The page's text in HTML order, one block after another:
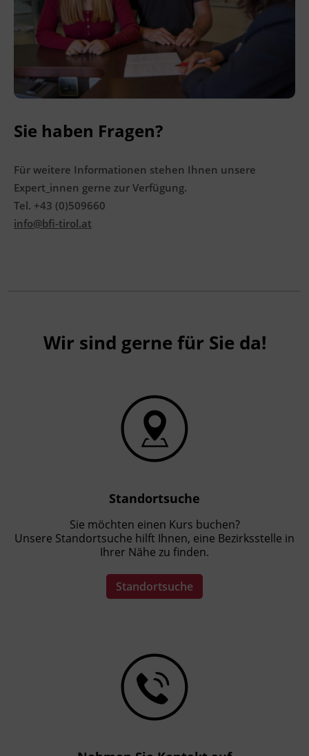
Ingenieurzertifizierung
Deutsch und Integration
Akademisches Studienzentrum
Digitales Lernen
BFI Reutte
BFI Schwaz
Sie haben Fragen?
Für weitere Informationen stehen Ihnen unsere
Expert_innen gerne zur Verfügung.
Tel. +43 (0)509660
info@bfi-tirol.at
Wir sind gerne für Sie da!
Standortsuche
Sie möchten einen Kurs buchen?
Unsere Standortsuche hilft Ihnen, eine Bezirksstelle in
Ihrer Nähe zu finden.
Standortsuche